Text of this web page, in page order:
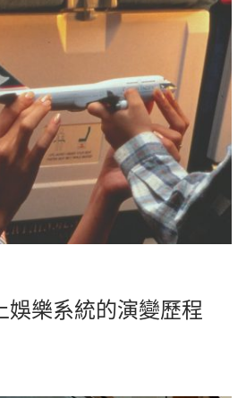
娛樂系統的演變歷程